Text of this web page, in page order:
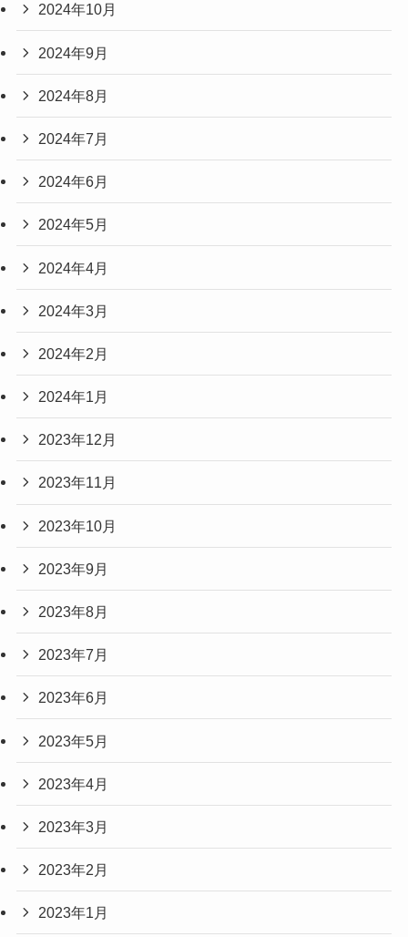
2024年10月
2024年9月
2024年8月
2024年7月
2024年6月
2024年5月
2024年4月
2024年3月
2024年2月
2024年1月
2023年12月
2023年11月
2023年10月
2023年9月
2023年8月
2023年7月
2023年6月
2023年5月
2023年4月
2023年3月
2023年2月
2023年1月